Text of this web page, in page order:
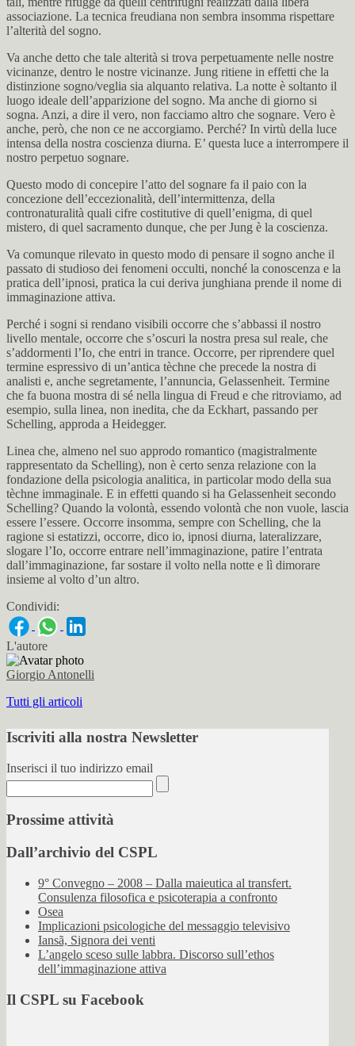
associazione. La tecnica freudiana non sembra insomma rispettare
l’alterità del sogno.
Va anche detto che tale alterità si trova perpetuamente nelle nostre
vicinanze, dentro le nostre vicinanze. Jung ritiene in effetti che la
distinzione sogno/veglia sia alquanto relativa. La notte è soltanto il
luogo ideale dell’apparizione del sogno. Ma anche di giorno si
sogna. Anzi, a dire il vero, non facciamo altro che sognare. Vero è
anche, però, che non ce ne accorgiamo. Perché? In virtù della luce
intensa della nostra coscienza diurna. E’ questa luce a interrompere il
nostro perpetuo sognare.
Questo modo di concepire l’atto del sognare fa il paio con la
concezione dell’eccezionalità, dell’intermittenza, della
contronaturalità quali cifre costitutive di quell’enigma, di quel
mistero, di quel sacramento dunque, che per Jung è la coscienza.
Va comunque rilevato in questo modo di pensare il sogno anche il
passato di studioso dei fenomeni occulti, nonché la conoscenza e la
pratica dell’ipnosi, pratica la cui deriva junghiana prende il nome di
immaginazione attiva.
Perché i sogni si rendano visibili occorre che s’abbassi il nostro
livello mentale, occorre che s’oscuri la nostra presa sul reale, che
s’addormenti l’Io, che entri in trance. Occorre, per riprendere quel
termine espressivo di un’antica tèchne che precede la nostra di
analisti e, anche segretamente, l’annuncia, Gelassenheit. Termine
che fa buona mostra di sé nella lingua di Freud e che ritroviamo, ad
esempio, sulla linea, non inedita, che da Eckhart, passando per
Schelling, approda a Heidegger.
Linea che, almeno nel suo approdo romantico (magistralmente
rappresentato da Schelling), non è certo senza relazione con la
fondazione della psicologia analitica, in particolar modo della sua
tèchne immaginale. E in effetti quando si ha Gelassenheit secondo
Schelling? Quando la volontà, essendo volontà che non vuole, lascia
essere l’essere. Occorre insomma, sempre con Schelling, che la
ragione si estatizzi, occorre, dico io, ipnosi diurna, lateralizzare,
slogare l’Io, occorre entrare nell’immaginazione, patire l’entrata
dall’immaginazione, far sostare il volto nella notte e lì dimorare
insieme al volto d’un altro.
Condividi:
L'autore
Giorgio Antonelli
Tutti gli articoli
Iscriviti alla nostra Newsletter
Inserisci il tuo indirizzo email
Prossime attività
Dall’archivio del CSPL
9° Convegno – 2008 – Dalla maieutica al transfert.
Consulenza filosofica e psicoterapia a confronto
Osea
Implicazioni psicologiche del messaggio televisivo
Iansã, Signora dei venti
L’angelo sceso sulle labbra. Discorso sull’ethos
dell’immaginazione attiva
Il CSPL su Facebook